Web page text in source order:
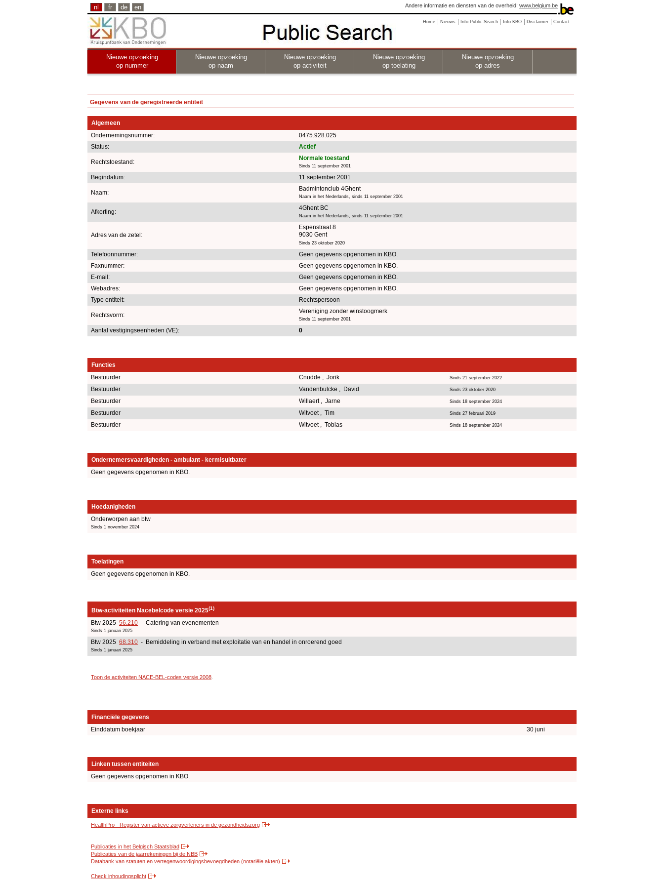
nl fr de en Andere informatie en diensten van de overheid: www.belgium.be
Home Nieuws Info Public Search Info KBO Disclaimer Contact
Nieuwe opzoeking
op nummer
Nieuwe opzoeking
op naam
Nieuwe opzoeking
op activiteit
Nieuwe opzoeking
op toelating
Nieuwe opzoeking
op adres
Gegevens van de geregistreerde entiteit
Algemeen
Ondernemingsnummer:
0475.928.025
Status:
Actief
Rechtstoestand:
Normale toestand
Sinds 11 september 2001
Begindatum: 11 september 2001
Naam:
Badmintonclub 4Ghent
Naam in het Nederlands, sinds 11 september 2001
Afkorting:
4Ghent BC
Naam in het Nederlands, sinds 11 september 2001
Adres van de zetel:
Espenstraat 8
9030 Gent
Sinds 23 oktober 2020
Telefoonnummer:
Geen gegevens opgenomen in KBO.
Faxnummer:
Geen gegevens opgenomen in KBO.
E-mail:
Geen gegevens opgenomen in KBO.
Webadres:
Geen gegevens opgenomen in KBO.
Type entiteit:
Rechtspersoon
Rechtsvorm:
Vereniging zonder winstoogmerk
Sinds 11 september 2001
Aantal vestigingseenheden (VE): 0
Functies
Bestuurder
Cnudde , Jorik Sinds 21 september 2022
Bestuurder Vandenbulcke , David Sinds 23 oktober 2020
Bestuurder Willaert , Jarne Sinds 18 september 2024
Bestuurder Witvoet , Tim Sinds 27 februari 2019
Bestuurder Witvoet , Tobias Sinds 18 september 2024
Ondernemersvaardigheden - ambulant - kermisuitbater
Geen gegevens opgenomen in KBO.
Hoedanigheden
Onderworpen aan btw
Sinds 1 november 2024
Toelatingen
Geen gegevens opgenomen in KBO.
Btw-activiteiten Nacebelcode versie 2025(1)
Btw 2025 56.210 - Catering van evenementen
Sinds 1 januari 2025
Btw 2025 68.310 - Bemiddeling in verband met exploitatie van en handel in onroerend goed
Sinds 1 januari 2025
Toon de activiteiten NACE-BEL-codes versie 2008
Financiële gegevens
Einddatum boekjaar
30 juni
Linken tussen entiteiten
Geen gegevens opgenomen in KBO.
Externe links
HealthPro - Register van actieve zorgverleners in de gezondheidszorg
Publicaties in het Belgisch Staatsblad
Publicaties van de jaarrekeningen bij de NBB
Databank van statuten en vertegenwoordigingsbevoegdheden (notariële akten)
Check inhoudingsplicht